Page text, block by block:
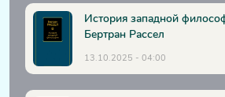
23
24
История западной
Бертран Рассел
13.10.2025 - 04:00